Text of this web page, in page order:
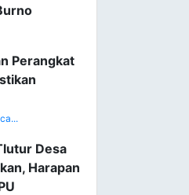
Perangkat
Desa
Harapan